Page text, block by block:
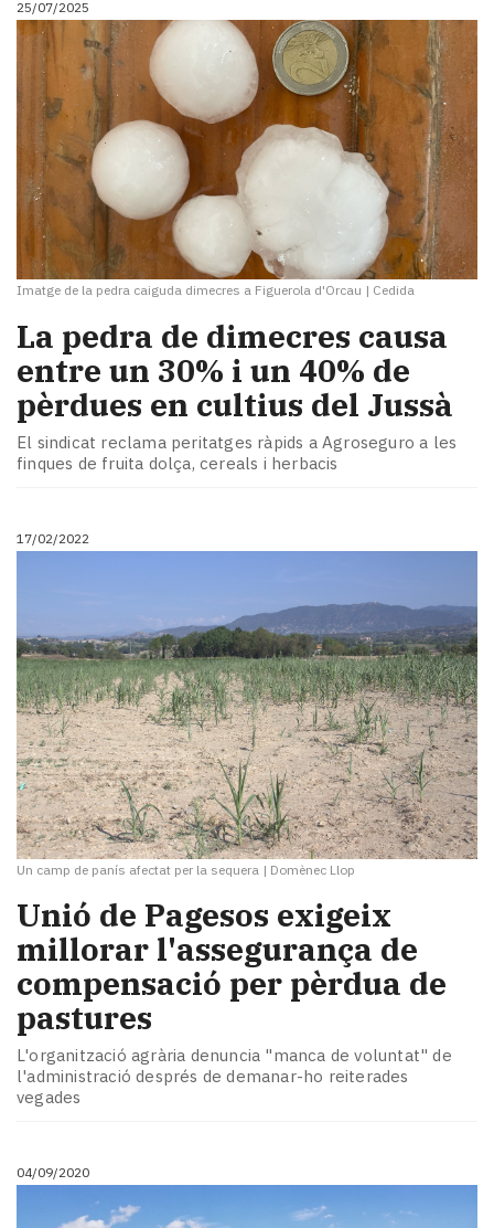
i
turisme
Cultura
Esports
Mai
tant!
TV
i
mitjans
El
temps
Reportatges
Entrevistes
Enquestes
A
escena!
Dis
la
teva!
newsletter
Contingut
patrocinat
Lo
més
llegit...
Editorial
25/07/2025
Imatge de la pedra caiguda dimecres a Figuerola d'Orcau | Cedida
​La pedra de dimecres causa
entre un 30% i un 40% de
pèrdues en cultius del Jussà
El sindicat reclama peritatges ràpids a Agroseguro a les
finques de fruita dolça, cereals i herbacis
17/02/2022
Un camp de panís afectat per la sequera | Domènec Llop
Unió de Pagesos exigeix
millorar l'assegurança de
compensació per pèrdua de
pastures
L'organització agrària denuncia "manca de voluntat" de
l'administració després de demanar-ho reiterades
vegades
04/09/2020